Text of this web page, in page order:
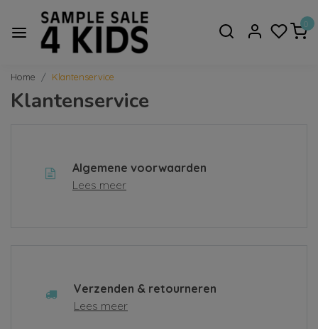
0
Home Klantenservice
Klantenservice
Algemene voorwaarden
Lees meer
Verzenden & retourneren
Lees meer